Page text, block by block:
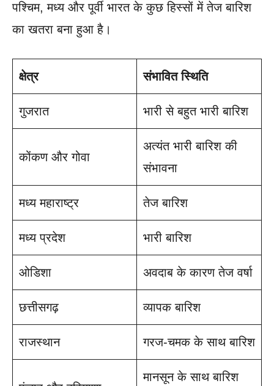
पश्चिम, मध्य और पूर्वी भारत के कुछ हिस्सों में तेज बारिश
का खतरा बना हुआ है।
क्षेत्र संभावित स्थिति
गुजरात भारी से बहुत भारी बारिश
कोंकण और गोवा
अत्यंत भारी बारिश की
संभावना
मध्य महाराष्ट्र तेज बारिश
मध्य प्रदेश भारी बारिश
ओडिशा अवदाब के कारण तेज वर्षा
छत्तीसगढ़ व्यापक बारिश
राजस्थान गरज-चमक के साथ बारिश
मानसून के साथ बारिश